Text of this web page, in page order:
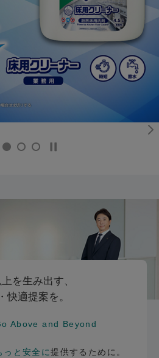
を生み出す、
快適提案を。
Above and Beyond
っと安全に提供するために。